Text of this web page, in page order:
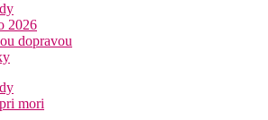
zábava, tradičné maurícijské trhy
priamo pri hoteli.
zadarmo.
2026
dopravou
mori